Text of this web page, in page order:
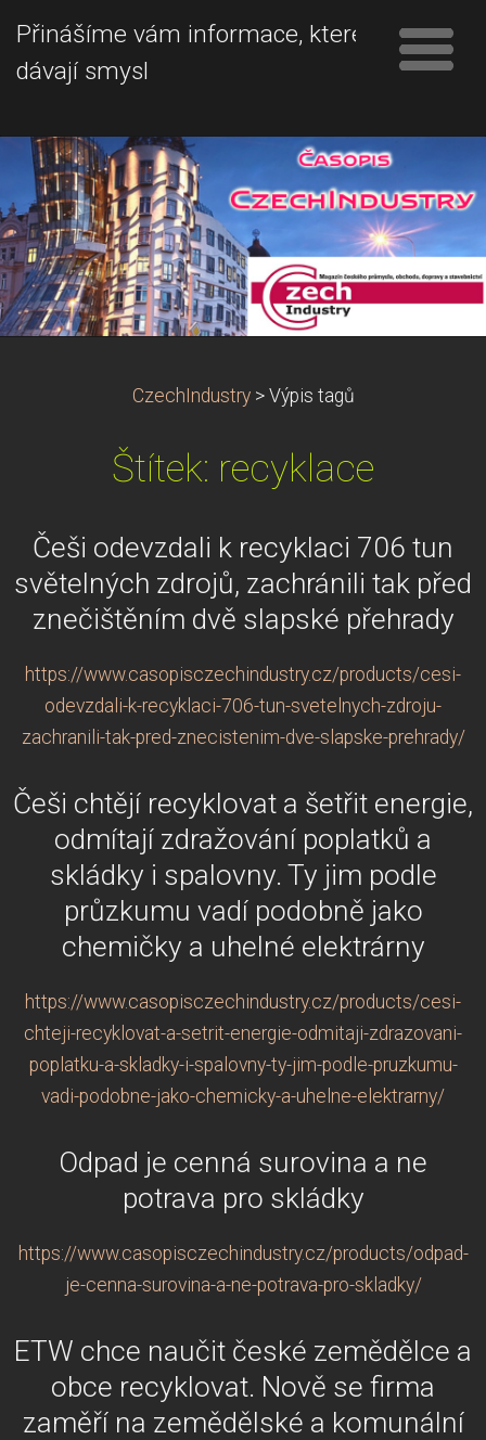
Přinášíme vám informace, které
dávají smysl
CzechIndustry > Výpis tagů
Štítek: recyklace
Češi odevzdali k recyklaci 706 tun
světelných zdrojů, zachránili tak před
znečištěním dvě slapské přehrady
https://www.casopisczechindustry.cz/products/cesi-
odevzdali-k-recyklaci-706-tun-svetelnych-zdroju-
zachranili-tak-pred-znecistenim-dve-slapske-prehrady/
Češi chtějí recyklovat a šetřit energie,
odmítají zdražování poplatků a
skládky i spalovny. Ty jim podle
průzkumu vadí podobně jako
chemičky a uhelné elektrárny
https://www.casopisczechindustry.cz/products/cesi-
chteji-recyklovat-a-setrit-energie-odmitaji-zdrazovani-
poplatku-a-skladky-i-spalovny-ty-jim-podle-pruzkumu-
vadi-podobne-jako-chemicky-a-uhelne-elektrarny/
Odpad je cenná surovina a ne
potrava pro skládky
https://www.casopisczechindustry.cz/products/odpad-
je-cenna-surovina-a-ne-potrava-pro-skladky/
ETW chce naučit české zemědělce a
obce recyklovat. Nově se firma
zaměří na zemědělské a komunální